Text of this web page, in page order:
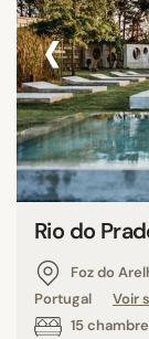
‹
Rio do
Foz do
Portugal
Voir
15